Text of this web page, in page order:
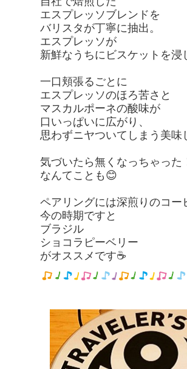
エスプレッソブレンドを
バリスタが丁寧に抽出。
エスプレッソが
新鮮なうちにビスケットを浸
一口頬張るごとに
エスプレッソのほろ苦さと
マスカルポーネの酸味が
口いっぱいに広がり、
思わずニヤついてしまう美味
気づいたら無くなっちゃった
なんてことも😊
ペアリングには深煎りのコー
今の時期ですと
ブラジル
ショコラピーベリー
がオススメです︎︎︎︎☕